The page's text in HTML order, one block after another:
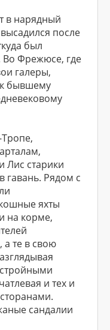
в нарядный
после
был
Во Фрежюсе, где
галеры,
бывшему
Лис старики
гавань. Рядом с
яхты
на корме,
а те в свою
и тех и
сандалии